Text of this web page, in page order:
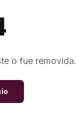
o fue removida.